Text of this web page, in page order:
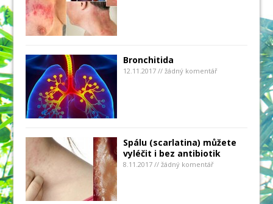
Bronchitida
12.11.2017 // žádný komentář
Spálu (scarlatina) můžete
vyléčit i bez antibiotik
8.11.2017 // žádný komentář